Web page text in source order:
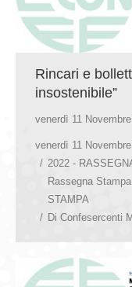
Rincari e
insostenibile”
venerdì 11
venerdì 11
2022 -
Rassegna Stampa
STAMPA
Di Confesercenti